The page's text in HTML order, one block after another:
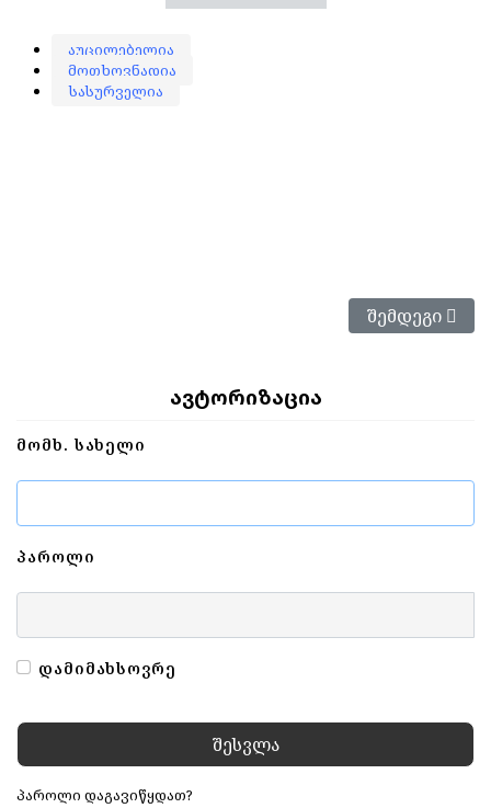
აუცილებელია
მოთხოვნადია
სასურველია
Შემდეგი
Შემდეგი
ავტორიზაცია
ᲛᲝᲛᲮ. ᲡᲐᲮᲔᲚᲘ
ᲞᲐᲠᲝᲚᲘ
ᲓᲐᲛᲘᲛᲐᲮᲡᲝᲕᲠᲔ
Შესვლა
პაროლი დაგავიწყდათ?